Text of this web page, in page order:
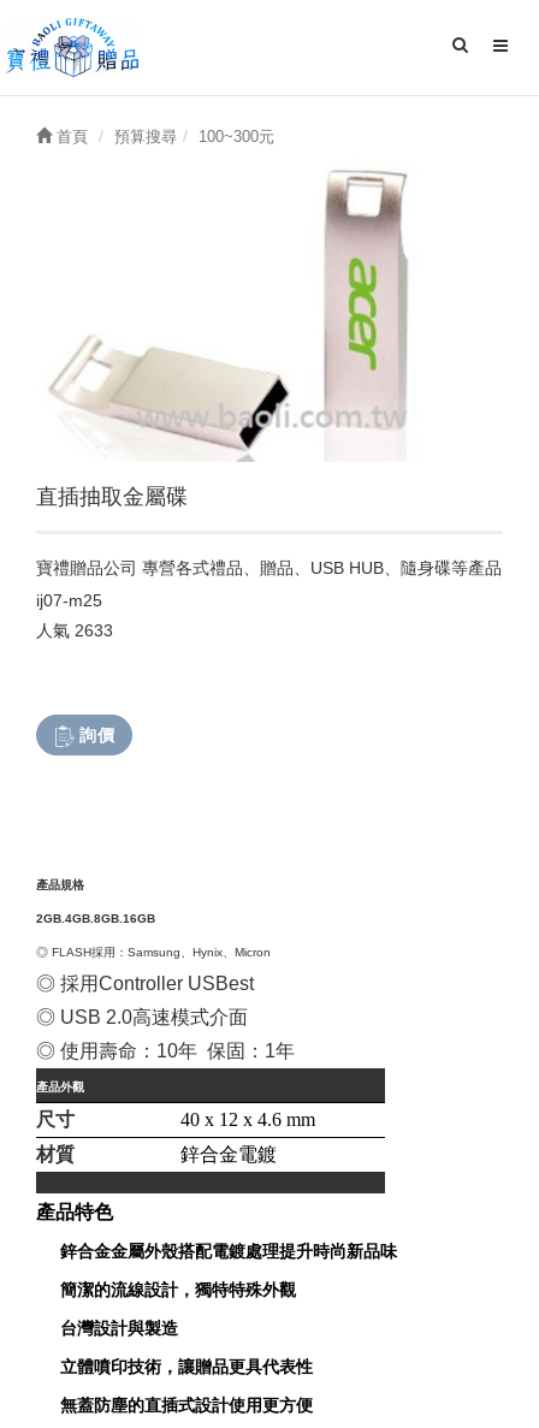
首頁 預算搜尋 100~300元
直插抽取金屬碟
寶禮贈品公司 專營各式禮品、贈品、USB HUB、隨身碟等產品
ij07-m25
人氣 2633
詢價
產品規格
2GB.4GB.8GB.16GB
◎ FLASH採用：Samsung、Hynix、Micron
◎ 採用Controller USBest
◎ USB 2.0高速模式介面
◎ 使用壽命：10年 保固：1年
產品外觀
尺寸
40 x 12 x 4.6 mm
材質
鋅合金電鍍
產品特色
鋅合金金屬外殼搭配電鍍處理提升時尚新品味
簡潔的流線設計，獨特特殊外觀
台灣設計與製造
立體噴印技術，讓贈品更具代表性
無蓋防塵的直插式設計使用更方便